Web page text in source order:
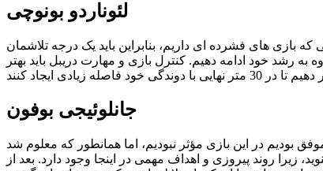
لئوناردو بونوچی
بازی های فشرده ای داریم، بنابراین باید یک درجه تلاشمان
رشد خود ادامه دهیم. کنترل بازی و مهارت دریبل باید بهتر
جانلوئیجی بوفون
مانورها روان بودن و این امری مهم برای کنترل بازی است. ما به همان اندازه که در گذشته در 20 متر پایانی موفق بودیم در این بازی مؤثر نبودیم، اما همانطور که معلوم شد
زیرا روند پیروزی و اهداف مهمی در اینجا وجود دارد. بعد از